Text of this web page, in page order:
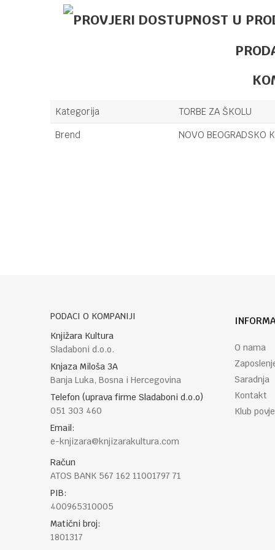
Kategorija
TORBE ZA ŠKOLU
Brend
NOVO BEOGRADSKO
PODACI O KOMPANIJI
Knjižara Kultura
Sladaboni d.o.o.
Knjaza Miloša 3A
Banja Luka, Bosna i Hercegovina
Telefon (uprava firme Sladaboni d.o.o)
051 303 460
Email:
e-knjizara@knjizarakultura.com
Račun
ATOS BANK 567 162 11001797 71
PIB:
400965310005
Matični broj:
1801317
O nama
Saradnja
Kontakt
Klub